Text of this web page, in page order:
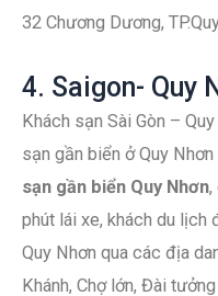
32 Chương Dương,
4. Saigon- Quy
Khách sạn Sài Gòn –
sạn gần biển ở Quy
sạn gần biển Quy Nhơn,
phút lái xe, khách du lịch
Quy Nhơn qua các địa
Khánh, Chợ lớn, Đài